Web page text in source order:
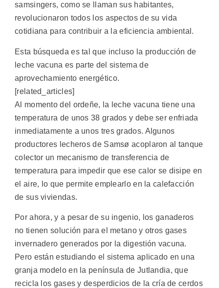
samsingers, como se llaman sus habitantes,
revolucionaron todos los aspectos de su vida
cotidiana para contribuir a la eficiencia ambiental.
Esta búsqueda es tal que incluso la producción de
leche vacuna es parte del sistema de
aprovechamiento energético.
[related_articles]
Al momento del ordeñe, la leche vacuna tiene una
temperatura de unos 38 grados y debe ser enfriada
inmediatamente a unos tres grados. Algunos
productores lecheros de Samsø acoplaron al tanque
colector un mecanismo de transferencia de
temperatura para impedir que ese calor se disipe en
el aire, lo que permite emplearlo en la calefacción
de sus viviendas.
Por ahora, y a pesar de su ingenio, los ganaderos
no tienen solución para el metano y otros gases
invernadero generados por la digestión vacuna.
Pero están estudiando el sistema aplicado en una
granja modelo en la península de Jutlandia, que
recicla los gases y desperdicios de la cría de cerdos